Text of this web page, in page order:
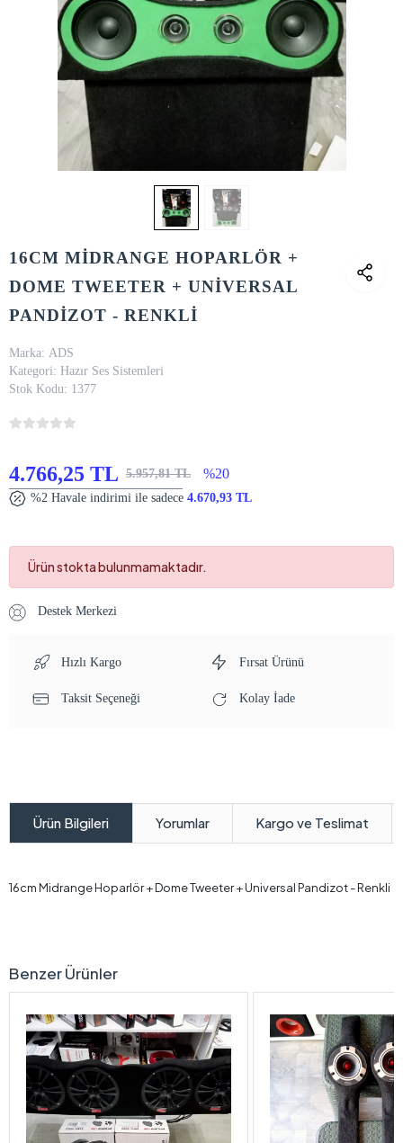
16CM MİDRANGE HOPARLÖR +
DOME TWEETER + UNİVERSAL
PANDİZOT - RENKLİ
Marka: ADS
Kategori: Hazır Ses Sistemleri
Stok Kodu: 1377
4.766,25 TL 5.957,81 TL %20
%2 Havale indirimi ile sadece 4.670,93 TL
Ürün stokta bulunmamaktadır.
Destek Merkezi
Hızlı Kargo Fırsat Ürünü
Taksit Seçeneği Kolay İade
Ürün Bilgileri Yorumlar Kargo ve Teslimat
16cm Midrange Hoparlör + Dome Tweeter + Universal Pandizot - Renkli
Benzer Ürünler